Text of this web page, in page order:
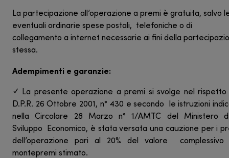
La partecipazione all’operazione a premi è gratuita, salvo
eventuali ordinarie spese postali, telefoniche o di
collegamento a internet necessarie ai fini della
stessa.
Adempimenti e garanzie:
✓ La presente operazione a premi si svolge nel rispetto
D.P.R. 26 Ottobre 2001, n° 430 e secondo le istruzioni
nella Circolare 28 Marzo n° 1/AMTC del Ministero
Sviluppo Economico, è stata versata una cauzione per i
dell’operazione pari al 20% del valore complessivo
montepremi stimato.